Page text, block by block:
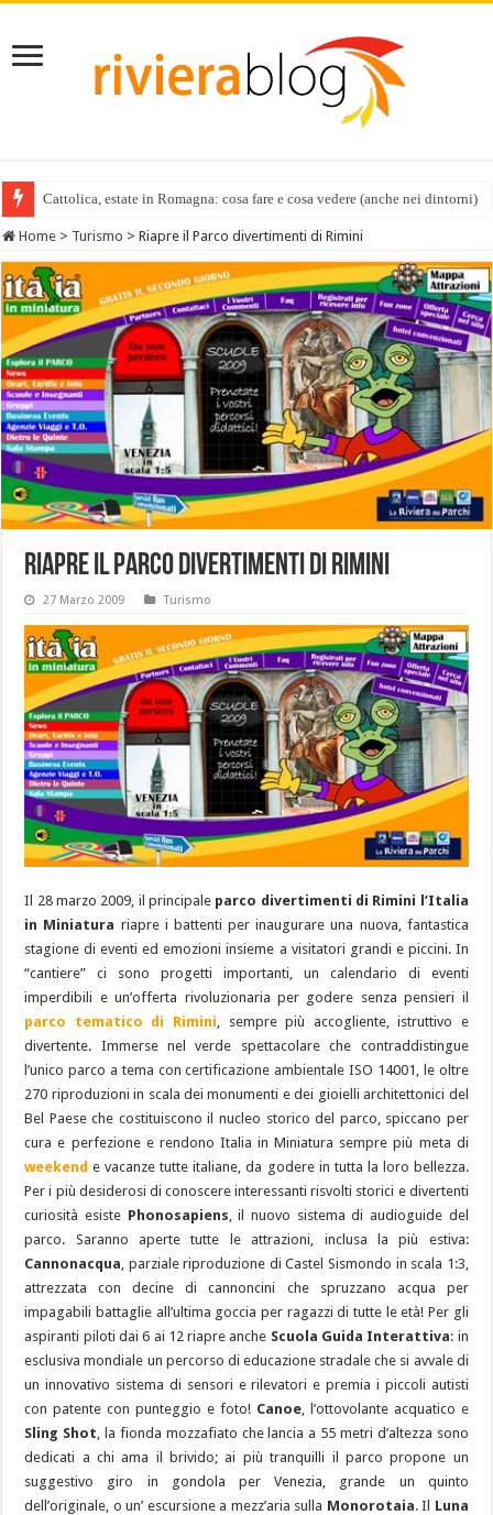
Cattolica, estate in Romagna: cosa fare e cosa vedere (anche nei dintorni)
Home > Turismo > Riapre il Parco divertimenti di Rimini
Riapre il Parco divertimenti di Rimini
27 Marzo 2009 Turismo
Il 28 marzo 2009, il principale parco divertimenti di Rimini l’Italia
in Miniatura riapre i battenti per inaugurare una nuova, fantastica
stagione di eventi ed emozioni insieme a visitatori grandi e piccini. In
“cantiere” ci sono progetti importanti, un calendario di eventi
imperdibili e un’offerta rivoluzionaria per godere senza pensieri il
parco tematico di Rimini , sempre più accogliente, istruttivo e
divertente. Immerse nel verde spettacolare che contraddistingue
l’unico parco a tema con certificazione ambientale ISO 14001, le oltre
270 riproduzioni in scala dei monumenti e dei gioielli architettonici del
Bel Paese che costituiscono il nucleo storico del parco, spiccano per
cura e perfezione e rendono Italia in Miniatura sempre più meta di
weekend e vacanze tutte italiane, da godere in tutta la loro bellezza.
Per i più desiderosi di conoscere interessanti risvolti storici e divertenti
curiosità esiste Phonosapiens , il nuovo sistema di audioguide del
parco. Saranno aperte tutte le attrazioni, inclusa la più estiva:
Cannonacqua , parziale riproduzione di Castel Sismondo in scala 1:3,
attrezzata con decine di cannoncini che spruzzano acqua per
impagabili battaglie all’ultima goccia per ragazzi di tutte le età! Per gli
aspiranti piloti dai 6 ai 12 riapre anche Scuola Guida Interattiva: in
esclusiva mondiale un percorso di educazione stradale che si avvale di
un innovativo sistema di sensori e rilevatori e premia i piccoli autisti
con patente con punteggio e foto! Canoe, l’ottovolante acquatico e
Sling Shot , la fionda mozzafiato che lancia a 55 metri d’altezza sono
dedicati a chi ama il brivido; ai più tranquilli il parco propone un
suggestivo giro in gondola per Venezia, grande un quinto
dell’originale, o un’ escursione a mezz’aria sulla Monorotaia. Il Luna